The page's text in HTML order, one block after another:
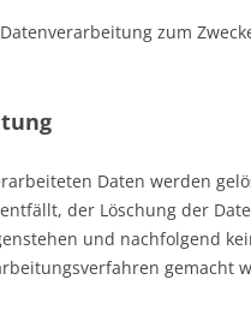
zum
Daten werden
der Löschung der
und nachfolgend
gemacht